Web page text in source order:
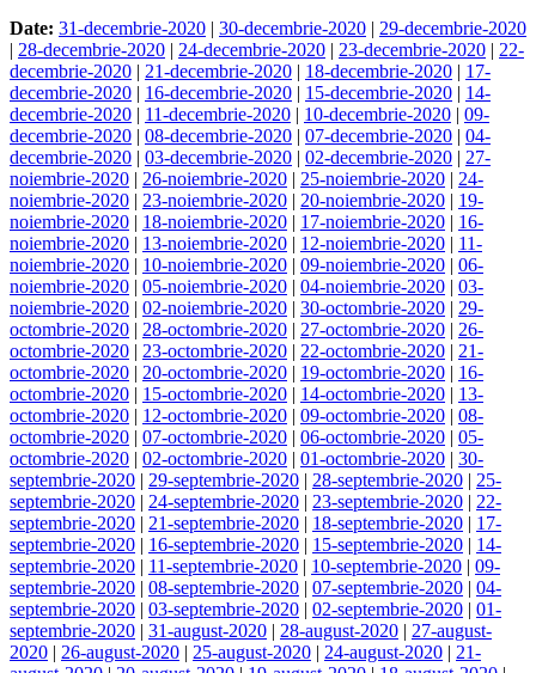
Date: 31-decembrie-2020 | 30-decembrie-2020 | 29-decembrie-2020
| 28-decembrie-2020 | 24-decembrie-2020 | 23-decembrie-2020 | 22-
decembrie-2020 | 21-decembrie-2020 | 18-decembrie-2020 | 17-
decembrie-2020 | 16-decembrie-2020 | 15-decembrie-2020 | 14-
decembrie-2020 | 11-decembrie-2020 | 10-decembrie-2020 | 09-
decembrie-2020 | 08-decembrie-2020 | 07-decembrie-2020 | 04-
decembrie-2020 | 03-decembrie-2020 | 02-decembrie-2020 | 27-
noiembrie-2020 | 26-noiembrie-2020 | 25-noiembrie-2020 | 24-
noiembrie-2020 | 23-noiembrie-2020 | 20-noiembrie-2020 | 19-
noiembrie-2020 | 18-noiembrie-2020 | 17-noiembrie-2020 | 16-
noiembrie-2020 | 13-noiembrie-2020 | 12-noiembrie-2020 | 11-
noiembrie-2020 | 10-noiembrie-2020 | 09-noiembrie-2020 | 06-
noiembrie-2020 | 05-noiembrie-2020 | 04-noiembrie-2020 | 03-
noiembrie-2020 | 02-noiembrie-2020 | 30-octombrie-2020 | 29-
octombrie-2020 | 28-octombrie-2020 | 27-octombrie-2020 | 26-
octombrie-2020 | 23-octombrie-2020 | 22-octombrie-2020 | 21-
octombrie-2020 | 20-octombrie-2020 | 19-octombrie-2020 | 16-
octombrie-2020 | 15-octombrie-2020 | 14-octombrie-2020 | 13-
octombrie-2020 | 12-octombrie-2020 | 09-octombrie-2020 | 08-
octombrie-2020 | 07-octombrie-2020 | 06-octombrie-2020 | 05-
octombrie-2020 | 02-octombrie-2020 | 01-octombrie-2020 | 30-
septembrie-2020 | 29-septembrie-2020 | 28-septembrie-2020 | 25-
septembrie-2020 | 24-septembrie-2020 | 23-septembrie-2020 | 22-
septembrie-2020 | 21-septembrie-2020 | 18-septembrie-2020 | 17-
septembrie-2020 | 16-septembrie-2020 | 15-septembrie-2020 | 14-
septembrie-2020 | 11-septembrie-2020 | 10-septembrie-2020 | 09-
septembrie-2020 | 08-septembrie-2020 | 07-septembrie-2020 | 04-
septembrie-2020 | 03-septembrie-2020 | 02-septembrie-2020 | 01-
septembrie-2020 | 31-august-2020 | 28-august-2020 | 27-august-
2020 | 26-august-2020 | 25-august-2020 | 24-august-2020 | 21-